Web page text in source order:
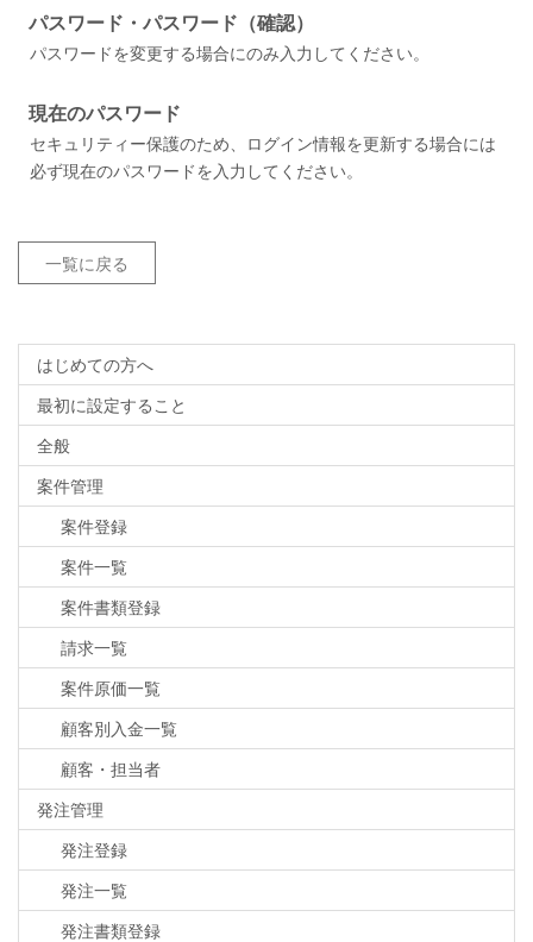
パスワード・パスワード（確認）
パスワードを変更する場合にのみ入力してください。
現在のパスワード
セキュリティー保護のため、ログイン情報を更新する場合には
必ず現在のパスワードを入力してください。
一覧に戻る
はじめての方へ
最初に設定すること
全般
案件管理
案件登録
案件一覧
案件書類登録
請求一覧
案件原価一覧
顧客別入金一覧
顧客・担当者
発注管理
発注登録
発注一覧
発注書類登録